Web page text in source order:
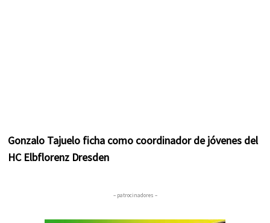
Gonzalo Tajuelo ficha como coordinador de jóvenes del
HC Elbflorenz Dresden
– patrocinadores –